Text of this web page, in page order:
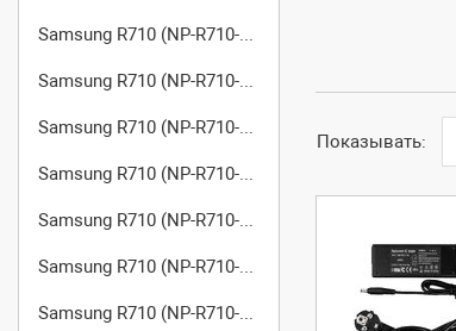
Samsung R710 (NP-R710-FA01)
Samsung R710 (NP-R710-FA02)
Samsung R710 (NP-R710-FA03)
Samsung R710 (NP-R710-FA04)
Samsung R710 (NP-R710-FA05)
Samsung R710 (NP-R710-FS01)
Samsung R710 (NP-R710-FS02)
Показывать: